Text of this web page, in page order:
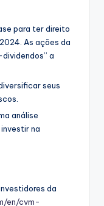
para ter direito
As ações da
a
seus
análise
na
da
en/cvm-